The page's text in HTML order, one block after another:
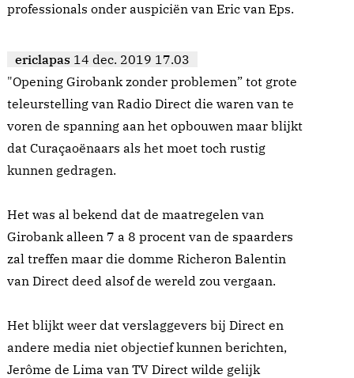
professionals onder auspiciën van Eric van Eps.
ericlapas 14 dec. 2019 17.03
"Opening Girobank zonder problemen” tot grote
teleurstelling van Radio Direct die waren van te
voren de spanning aan het opbouwen maar blijkt
dat Curaçaoënaars als het moet toch rustig
kunnen gedragen.
Het was al bekend dat de maatregelen van
Girobank alleen 7 a 8 procent van de spaarders
zal treffen maar die domme Richeron Balentin
van Direct deed alsof de wereld zou vergaan.
Het blijkt weer dat verslaggevers bij Direct en
andere media niet objectief kunnen berichten,
Jerôme de Lima van TV Direct wilde gelijk